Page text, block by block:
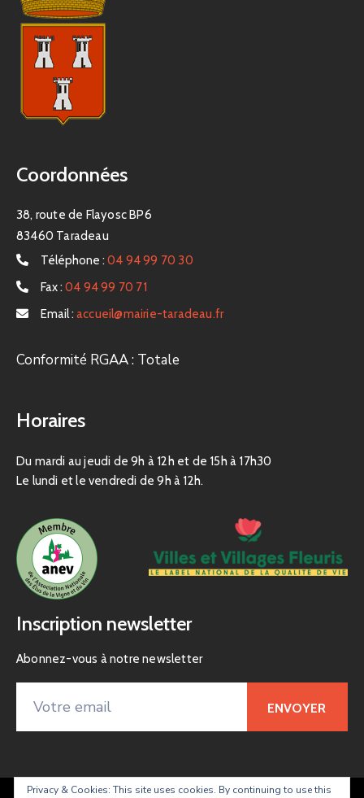
Coordonnées
38, route de Flayosc BP6
83460 Taradeau
Téléphone : 04 94 99 70 30
Fax : 04 94 99 70 71
Email : accueil@mairie-taradeau.fr
Conformité RGAA : Totale
Horaires
Du mardi au jeudi de 9h à 12h et de 15h à 17h30
Le lundi et le vendredi de 9h à 12h.
Inscription newsletter
Abonnez-vous à notre newsletter
Privacy & Cookies: This site uses cookies. By continuing to use this